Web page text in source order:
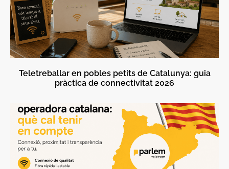
Teletreballar en pobles petits de Catalunya: guia
pràctica de connectivitat 2026